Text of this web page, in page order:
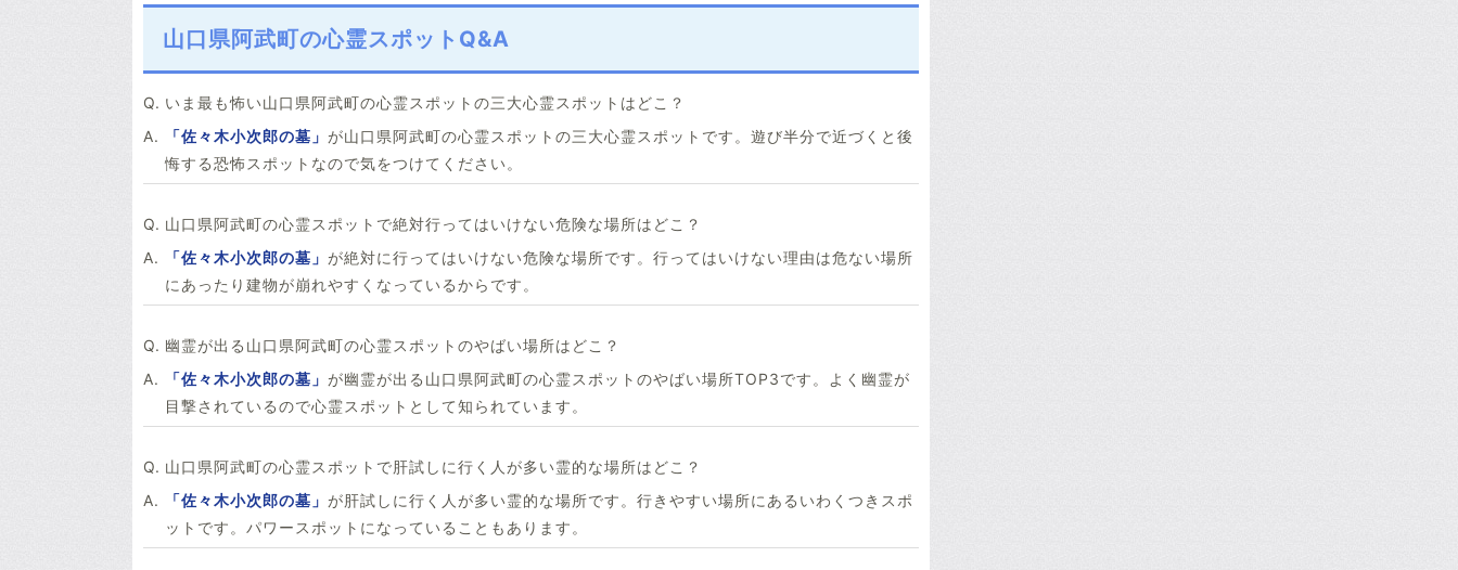
山口県阿武町の心霊スポットQ&A
いま最も怖い山口県阿武町の心霊スポットの三大心霊スポットはどこ？
「佐々木小次郎の墓」 が山口県阿武町の心霊スポットの三大心霊スポットです。遊び半分で近づくと後
悔する恐怖スポットなので気をつけてください。
山口県阿武町の心霊スポットで絶対行ってはいけない危険な場所はどこ？
「佐々木小次郎の墓」 が絶対に行ってはいけない危険な場所です。行ってはいけない理由は危ない場所
にあったり建物が崩れやすくなっているからです。
幽霊が出る山口県阿武町の心霊スポットのやばい場所はどこ？
「佐々木小次郎の墓」 が幽霊が出る山口県阿武町の心霊スポットのやばい場所TOP3です。よく幽霊が
目撃されているので心霊スポットとして知られています。
山口県阿武町の心霊スポットで肝試しに行く人が多い霊的な場所はどこ？
「佐々木小次郎の墓」 が肝試しに行く人が多い霊的な場所です。行きやすい場所にあるいわくつきスポ
ットです。パワースポットになっていることもあります。